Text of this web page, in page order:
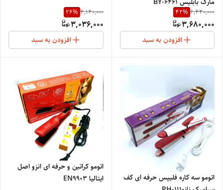
6,440,000
42%
3,680,000
افزودن به سبد
4,140,000
26%
3,036,000
افزودن به سبد
اتومو سه کاره فلیپس حرفه ای کف
اتومو کراتین و حرفه ای انزو اصل
ایتالیا EN9903